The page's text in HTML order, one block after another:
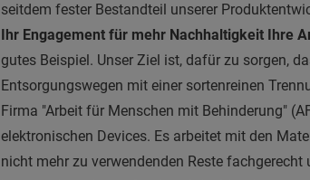
seitdem fester Bestandteil unserer
Ihr Engagement für mehr Nachhaltigkeit Ihre
gutes Beispiel. Unser Ziel ist, dafür zu sorgen,
Entsorgungswegen mit einer sortenreinen
Firma "Arbeit für Menschen mit Behinderung"
elektronischen Devices. Es arbeitet mit den
nicht mehr zu verwendenden Reste